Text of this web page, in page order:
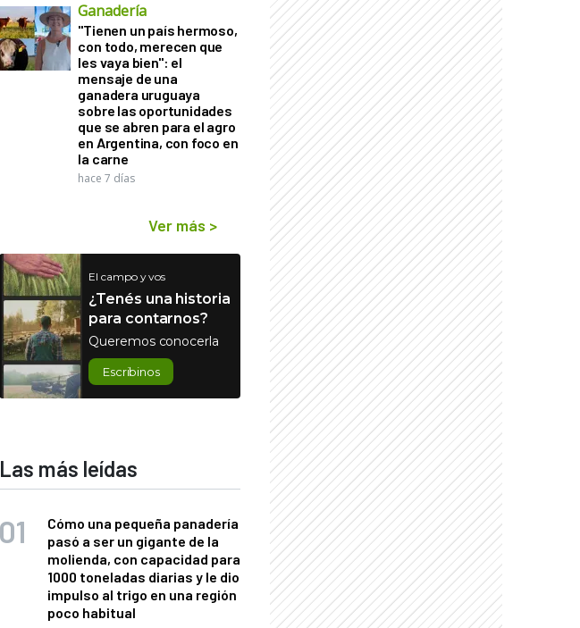
Ganadería
"Tienen un país hermoso,
con todo, merecen que
les vaya bien": el
mensaje de una
ganadera uruguaya
sobre las oportunidades
que se abren para el agro
en Argentina, con foco en
la carne
hace 7 días
Ver más >
El campo y vos
¿Tenés una historia
para contarnos?
Queremos conocerla
Escribinos
Las más leídas
Cómo una pequeña panadería
pasó a ser un gigante de la
molienda, con capacidad para
1000 toneladas diarias y le dio
impulso al trigo en una región
poco habitual